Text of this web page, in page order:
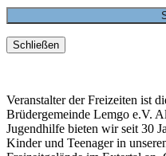
Schließen
Veranstalter der Freizeiten ist
Brüdergemeinde Lemgo e.V.
Jugendhilfe bieten wir seit 30
Kinder und Teenager in